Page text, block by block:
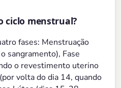
ciclo menstrual?
fases: Menstruação
sangramento), Fase
o revestimento uterino
volta do dia 14, quando